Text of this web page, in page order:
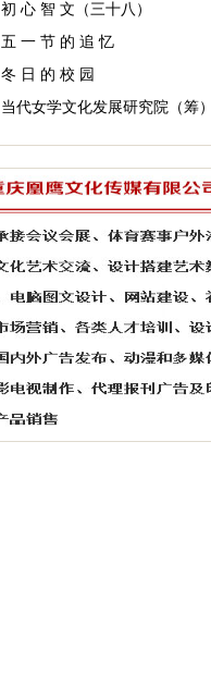
征史启扉（总10）
初 心 智 文（三十八）
五 一 节 的 追 忆
冬 日 的 校 园
当代女学文化发展研究院（筹
初 心 智 文（三十四）